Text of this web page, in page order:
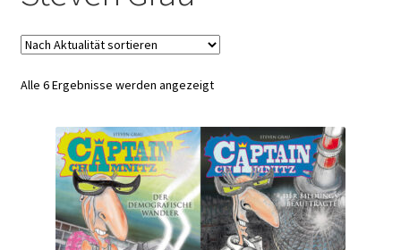
Alle 6 Ergebnisse werden angezeigtNach